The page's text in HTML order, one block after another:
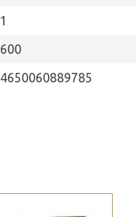
1
600
4650060889785